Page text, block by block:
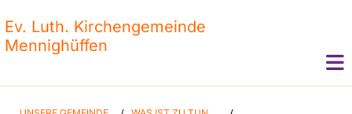
Ev. Luth. Kirchengemeinde
Mennighüffen